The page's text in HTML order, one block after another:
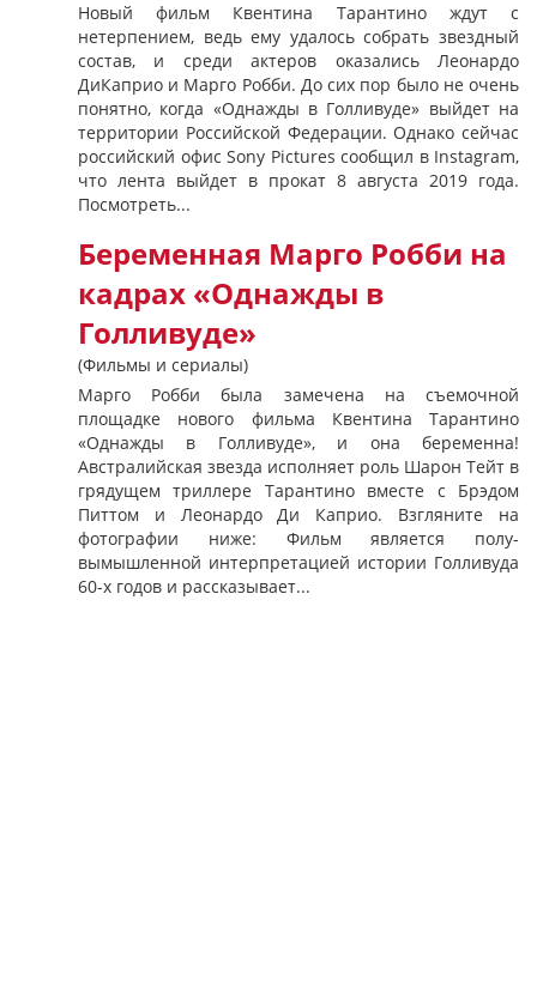
Новый фильм Квентина Тарантино ждут с
нетерпением, ведь ему удалось собрать звездный
состав, и среди актеров оказались Леонардо
ДиКаприо и Марго Робби. До сих пор было не очень
понятно, когда «Однажды в Голливуде» выйдет на
территории Российской Федерации. Однако сейчас
российский офис Sony Pictures сообщил в Instagram,
что лента выйдет в прокат 8 августа 2019 года.
Посмотреть...
Беременная Марго Робби на
кадрах «Однажды в
Голливуде»
(Фильмы и сериалы)
Марго Робби была замечена на съемочной
площадке нового фильма Квентина Тарантино
«Однажды в Голливуде», и она беременна!
Австралийская звезда исполняет роль Шарон Тейт в
грядущем триллере Тарантино вместе с Брэдом
Питтом и Леонардо Ди Каприо. Взгляните на
фотографии ниже: Фильм является полу-
вымышленной интерпретацией истории Голливуда
60-х годов и рассказывает...